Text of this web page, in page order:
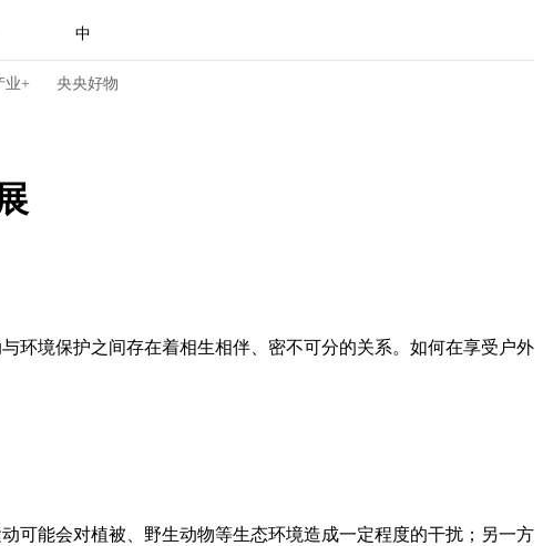
中
业+ 央央好物
阅读 艺术 汽车 数智 5G 产业+
环境保护之间存在着相生相伴、密不可分的关系。如何在享受户外
可能会对植被、野生动物等生态环境造成一定程度的干扰；另一方